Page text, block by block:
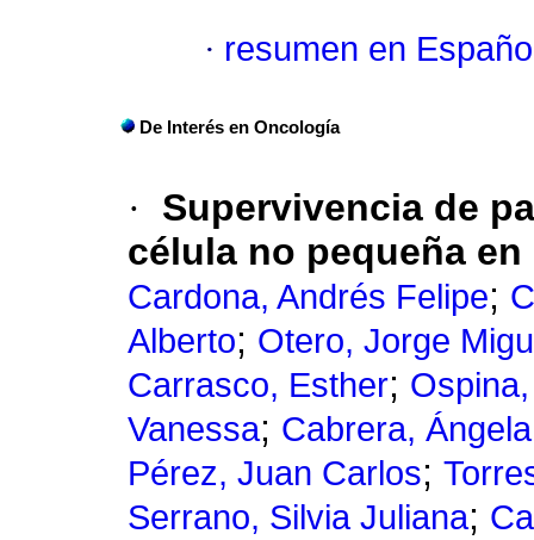
· resumen en
De Interés en Oncología
·
Supervivencia de
célula no pequeña
Cardona, Andrés Felipe;
Alberto; Otero, Jorge
Carrasco, Esther;
Vanessa; Cabrera,
Pérez, Juan Carlos;
Serrano, Silvia Juliana;